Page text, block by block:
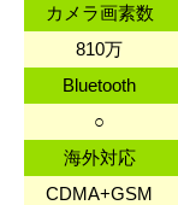
カメラ画素数
810万
Bluetooth
○
海外対応
CDMA+GSM